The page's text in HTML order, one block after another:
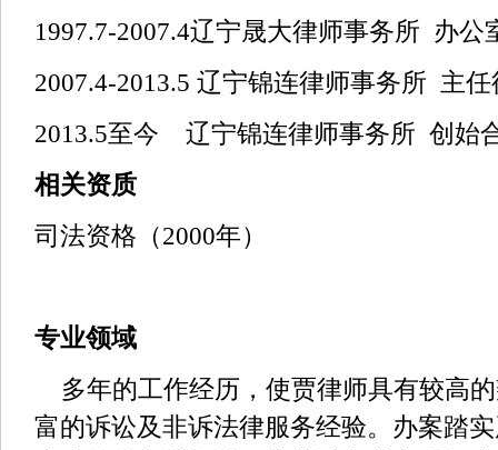
1997.7-2007.4辽宁晟大律师事务所 办公
2007.4-2013.5 辽宁锦连律师事务所 主任
2013.5至今 辽宁锦连律师事务所 创始
相关资质
司法资格（2000年）
专业领域
多年的工作经历，使贾律师具有较高
富的诉讼及非诉法律服务经验。办案踏